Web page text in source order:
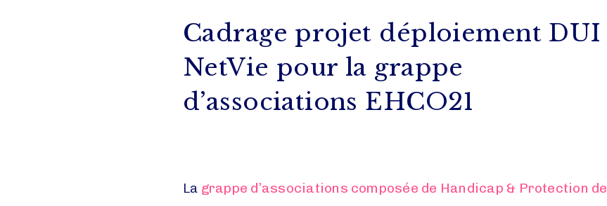
Cadrage projet déploiement DUI
NetVie pour la grappe
d’associations EHCO21
La grappe d’associations composée de Handicap & Protection de